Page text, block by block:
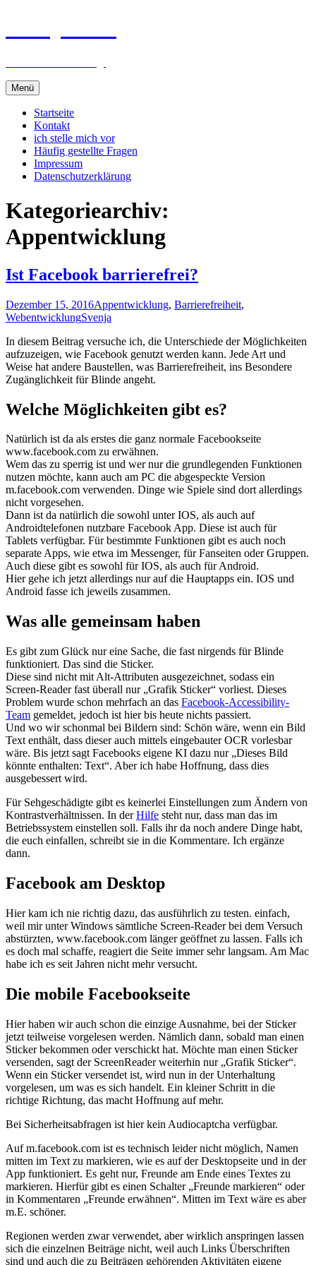
Menü Zum
Inhalt
springen
Startseite
Kontakt
ich stelle mich vor
Häufig gestellte Fragen
Impressum
Datenschutzerklärung
Kategoriearchiv:
Appentwicklung
Ist Facebook barrierefrei?
Dezember 15, 2016Appentwicklung, Barrierefreiheit,
WebentwicklungSvenja
In diesem Beitrag versuche ich, die Unterschiede der Möglichkeiten
aufzuzeigen, wie Facebook genutzt werden kann. Jede Art und
Weise hat andere Baustellen, was Barrierefreiheit, ins Besondere
Zugänglichkeit für Blinde angeht.
Welche Möglichkeiten gibt es?
Natürlich ist da als erstes die ganz normale Facebookseite
www.facebook.com zu erwähnen.
Wem das zu sperrig ist und wer nur die grundlegenden Funktionen
nutzen möchte, kann auch am PC die abgespeckte Version
m.facebook.com verwenden. Dinge wie Spiele sind dort allerdings
nicht vorgesehen.
Dann ist da natürlich die sowohl unter IOS, als auch auf
Androidtelefonen nutzbare Facebook App. Diese ist auch für
Tablets verfügbar. Für bestimmte Funktionen gibt es auch noch
separate Apps, wie etwa im Messenger, für Fanseiten oder Gruppen.
Auch diese gibt es sowohl für IOS, als auch für Android.
Hier gehe ich jetzt allerdings nur auf die Hauptapps ein. IOS und
Android fasse ich jeweils zusammen.
Was alle gemeinsam haben
Es gibt zum Glück nur eine Sache, die fast nirgends für Blinde
funktioniert. Das sind die Sticker.
Diese sind nicht mit Alt-Attributen ausgezeichnet, sodass ein
Screen-Reader fast überall nur „Grafik Sticker“ vorliest. Dieses
Problem wurde schon mehrfach an das Facebook-Accessibility-
Team gemeldet, jedoch ist hier bis heute nichts passiert.
Und wo wir schonmal bei Bildern sind: Schön wäre, wenn ein Bild
Text enthält, dass dieser auch mittels eingebauter OCR vorlesbar
wäre. Bis jetzt sagt Facebooks eigene KI dazu nur „Dieses Bild
könnte enthalten: Text“. Aber ich habe Hoffnung, dass dies
ausgebessert wird.
Für Sehgeschädigte gibt es keinerlei Einstellungen zum Ändern von
Kontrastverhältnissen. In derHilfe steht nur, dass man das im
Betriebssystem einstellen soll. Falls ihr da noch andere Dinge habt,
die euch einfallen, schreibt sie in die Kommentare. Ich ergänze
dann.
Facebook am Desktop
Hier kam ich nie richtig dazu, das ausführlich zu testen. einfach,
weil mir unter Windows sämtliche Screen-Reader bei dem Versuch
abstürzten, www.facebook.com länger geöffnet zu lassen. Falls ich
es doch mal schaffe, reagiert die Seite immer sehr langsam. Am Mac
habe ich es seit Jahren nicht mehr versucht.
Die mobile Facebookseite
Hier haben wir auch schon die einzige Ausnahme, bei der Sticker
jetzt teilweise vorgelesen werden. Nämlich dann, sobald man einen
Sticker bekommen oder verschickt hat. Möchte man einen Sticker
versenden, sagt der ScreenReader weiterhin nur „Grafik Sticker“.
Wenn ein Sticker versendet ist, wird nun in der Unterhaltung
vorgelesen, um was es sich handelt. Ein kleiner Schritt in die
richtige Richtung, das macht Hoffnung auf mehr.
Bei Sicherheitsabfragen ist hier kein Audiocaptcha verfügbar.
Auf m.facebook.com ist es technisch leider nicht möglich, Namen
mitten im Text zu markieren, wie es auf der Desktopseite und in der
App funktioniert. Es geht nur, Freunde am Ende eines Textes zu
markieren. Hierfür gibt es einen Schalter „Freunde markieren“ oder
in Kommentaren „Freunde erwähnen“. Mitten im Text wäre es aber
m.E. schöner.
Regionen werden zwar verwendet, aber wirklich anspringen lassen
sich die einzelnen Beiträge nicht, weil auch Links Überschriften
sind und auch die zu Beiträgen gehörenden Aktivitäten eigene